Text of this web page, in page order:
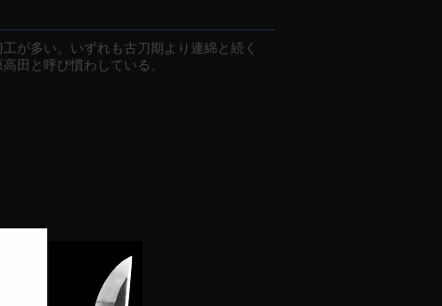
が多い。いずれも古刀期より連綿と続く
田と呼び慣わしている。